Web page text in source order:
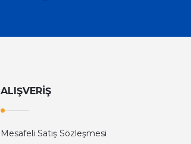
ALIŞVERİŞ
Mesafeli Satış Sözleşmesi